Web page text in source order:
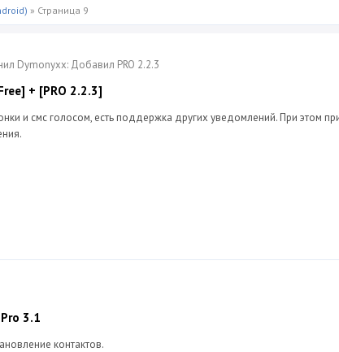
» Страница 9
Dymonyxx: Добавил PRO 2.2.3
+ [PRO 2.2.3]
и смс голосом, есть поддержка других уведомлений. При этом
3.1
контактов.